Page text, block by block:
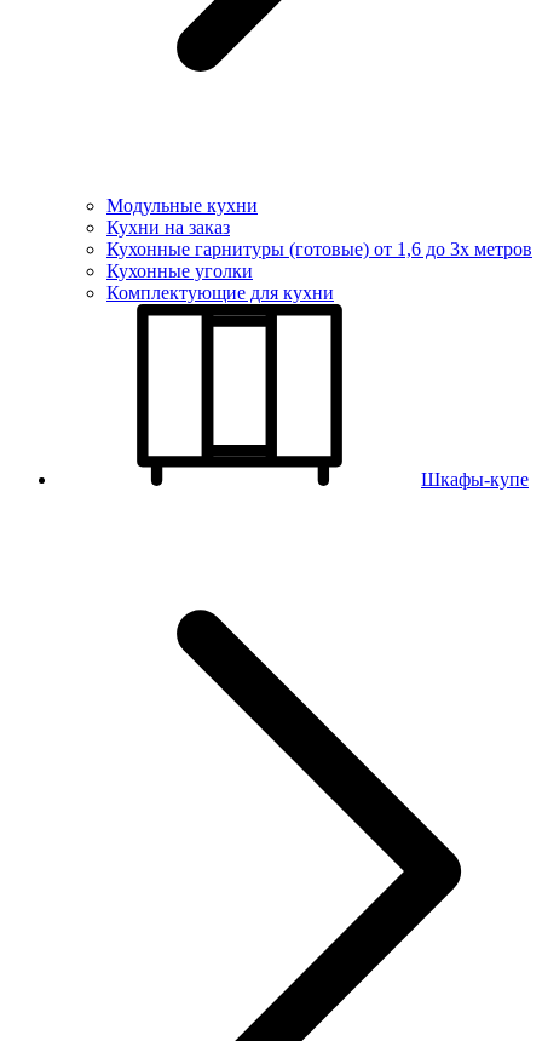
Модульные кухни
Кухни на заказ
Кухонные гарнитуры (готовые) от 1,6 до 3х метров
Кухонные уголки
Комплектующие для кухни
Шкафы-купе